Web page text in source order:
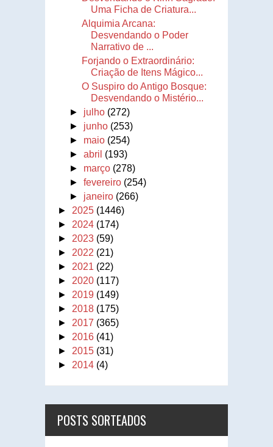
Uma Ficha de Criatura...
Alquimia Arcana:
Desvendando o Poder
Narrativo de ...
Forjando o Extraordinário:
Criação de Itens Mágico...
O Suspiro do Antigo Bosque:
Desvendando o Mistério...
► julho (272)
► junho (253)
► maio (254)
►abril (193)
► março (278)
►fevereiro (254)
► janeiro (266)
► 2025 (1446)
► 2024 (174)
► 2023 (59)
► 2022 (21)
► 2021 (22)
► 2020 (117)
► 2019 (149)
► 2018 (175)
► 2017 (365)
► 2016 (41)
► 2015 (31)
► 2014 (4)
POSTS SORTEADOS